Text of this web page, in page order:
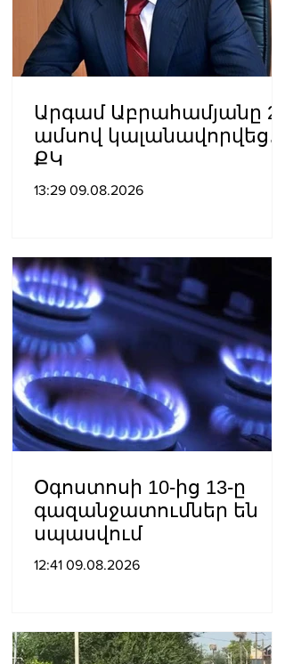
Արգամ Աբրահամյանը 2
ամսով կալանավորվեց․
ՔԿ
13:29 09.08.2026
Օգոստոսի 10-ից 13-ը
գազանջատումներ են
սպասվում
12:41 09.08.2026